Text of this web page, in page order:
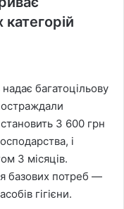
багатоцільову
3 600 грн
і
3 місяців.
базових потреб —
гігієни.